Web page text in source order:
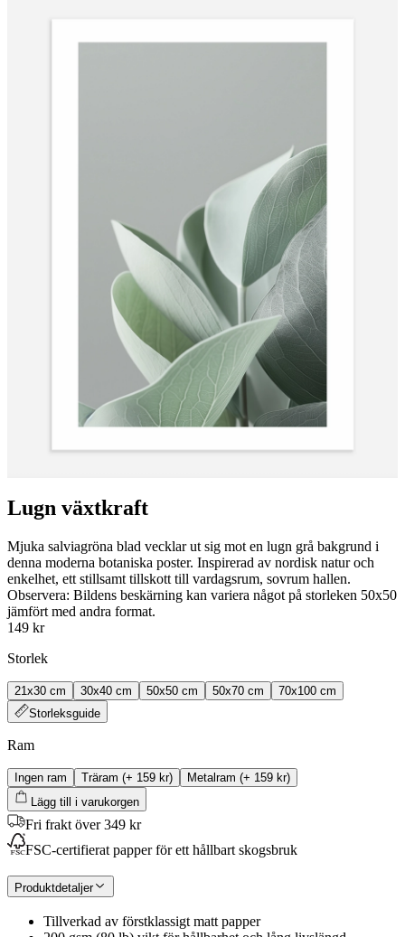
Lugn växtkraft
Mjuka salviagröna blad vecklar ut sig mot en lugn grå bakgrund i
denna moderna botaniska poster. Inspirerad av nordisk natur och
enkelhet, ett stillsamt tillskott till vardagsrum, sovrum hallen.
Observera: Bildens beskärning kan variera något på storleken 50x50
jämfört med andra format.
149 kr
Storlek
21x30 cm 30x40 cm 50x50 cm 50x70 cm
70x100 cm
Storleksguide
Ram
Ingen ram Träram (+ 159 kr) Metalram (+ 159 kr)
Lägg till i varukorgen
Fri frakt över 349 kr
FSC-certifierat papper för ett hållbart skogsbruk
Produktdetaljer
Tillverkad av förstklassigt matt papper